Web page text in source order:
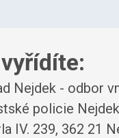
Nejdek - odbor
policie Nejdek
IV. 239, 362 21